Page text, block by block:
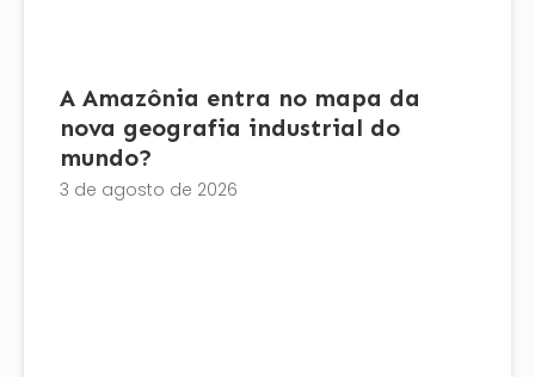
A Amazônia entra no mapa da
nova geografia industrial do
mundo?
3 de agosto de 2026